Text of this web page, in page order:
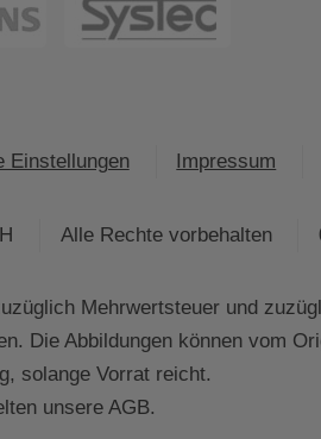
Einstellungen Impressum
Alle Rechte vorbehalten
Mehrwertsteuer und
Die Abbildungen können vom
solange Vorrat reicht.
unsere AGB.